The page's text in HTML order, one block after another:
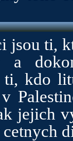
jsou ti,
a
ti, kdo
jejich